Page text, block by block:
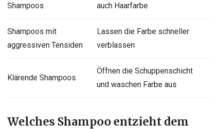
Shampoos
auch Haarfarbe
Shampoos mit
aggressiven Tensiden
Lassen die Farbe schneller
verblassen
Klärende Shampoos
Öffnen die Schuppenschicht
und waschen Farbe aus
Welches Shampoo entzieht dem